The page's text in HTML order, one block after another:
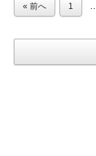
« 前へ 1